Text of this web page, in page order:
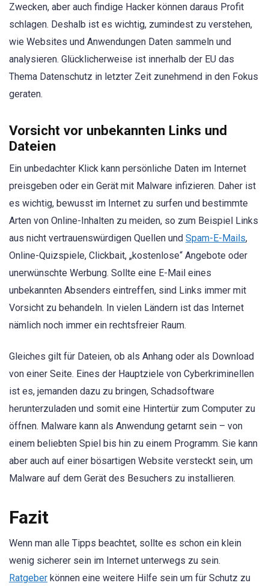
Zwecken, aber auch findige Hacker können daraus Profit
schlagen. Deshalb ist es wichtig, zumindest zu verstehen,
wie Websites und Anwendungen Daten sammeln und
analysieren. Glücklicherweise ist innerhalb der EU das
Thema Datenschutz in letzter Zeit zunehmend in den Fokus
geraten.
Vorsicht vor unbekannten Links und
Dateien
Ein unbedachter Klick kann persönliche Daten im Internet
preisgeben oder ein Gerät mit Malware infizieren. Daher ist
es wichtig, bewusst im Internet zu surfen und bestimmte
Arten von Online-Inhalten zu meiden, so zum Beispiel Links
aus nicht vertrauenswürdigen Quellen und Spam-E-Mails,
Online-Quizspiele, Clickbait, „kostenlose“ Angebote oder
unerwünschte Werbung. Sollte eine E-Mail eines
unbekannten Absenders eintreffen, sind Links immer mit
Vorsicht zu behandeln. In vielen Ländern ist das Internet
nämlich noch immer ein rechtsfreier Raum.
Gleiches gilt für Dateien, ob als Anhang oder als Download
von einer Seite. Eines der Hauptziele von Cyberkriminellen
ist es, jemanden dazu zu bringen, Schadsoftware
herunterzuladen und somit eine Hintertür zum Computer zu
öffnen. Malware kann als Anwendung getarnt sein – von
einem beliebten Spiel bis hin zu einem Programm. Sie kann
aber auch auf einer bösartigen Website versteckt sein, um
Malware auf dem Gerät des Besuchers zu installieren.
Fazit
Wenn man alle Tipps beachtet, sollte es schon ein klein
wenig sicherer sein im Internet unterwegs zu sein.
Ratgeber können eine weitere Hilfe sein um für Schutz zu